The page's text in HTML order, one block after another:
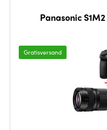
Panasonic
Gratisversand